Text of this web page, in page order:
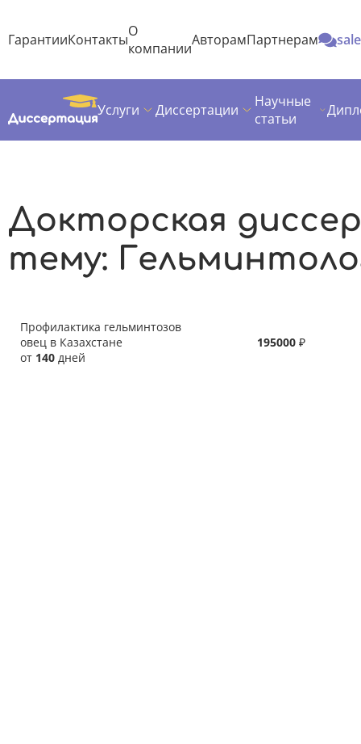
ГарантииКонтактыО
компанииАвторамПартнерам
Услуги Диссертации
Научные
статьи
ДиссертацияТемы докторских диссертацийБиология
Докторская
тему:
Профилактика гельминтозов
овец в Казахстане
от 140 дней
195000 ₽